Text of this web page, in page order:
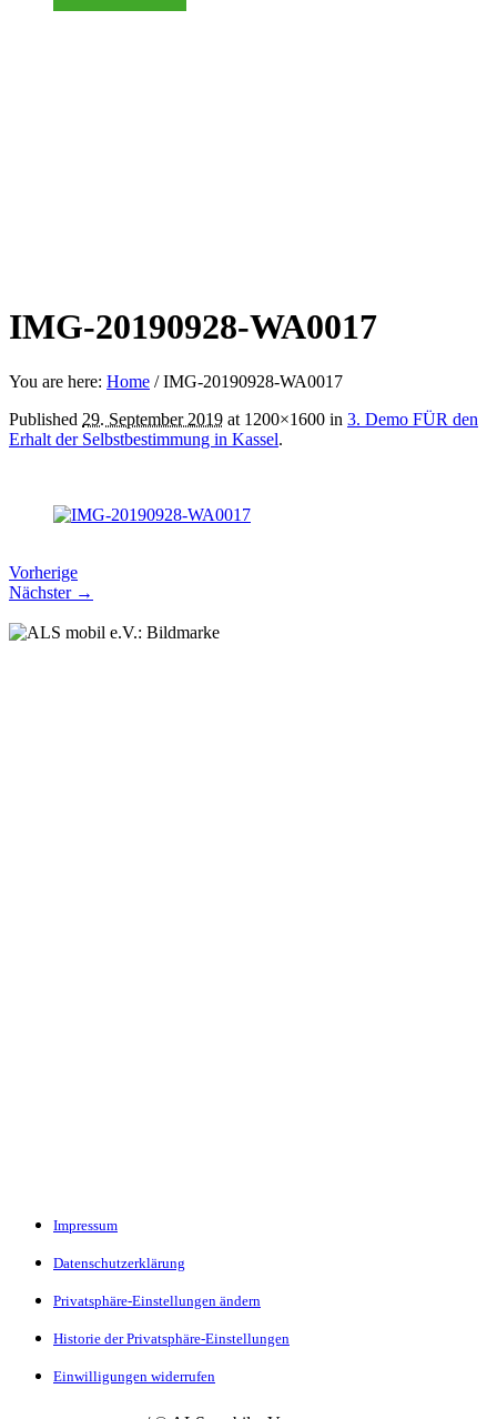
IMG-20190928-WA0017
You are here: Home /IMG-20190928-WA0017
Published 29. September 2019 at 1200×1600 in 3. Demo FÜR den
Erhalt der Selbstbestimmung in Kassel.
Vorherige
Nächster →
Impressum
Datenschutzerklärung
Privatsphäre-Einstellungen ändern
Historie der Privatsphäre-Einstellungen
Einwilligungen widerrufen